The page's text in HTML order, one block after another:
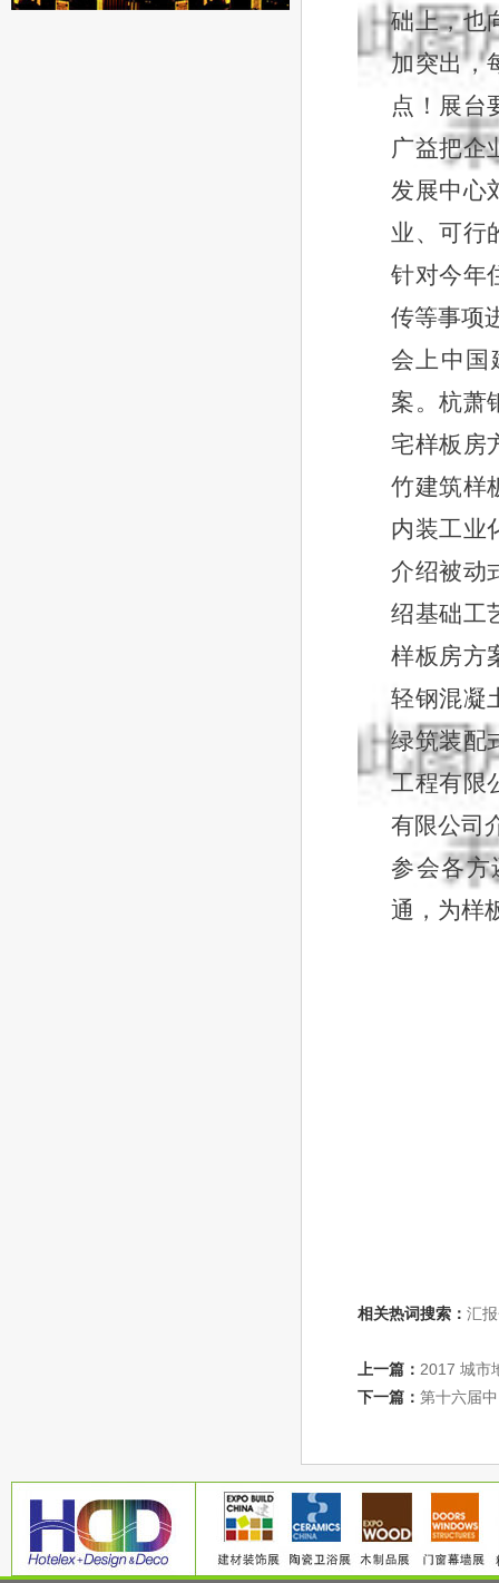
础上，也
加突出，
点！展台
广益把企
发展中心
业、可行
针对今年
传等事项
会上中
案。杭萧
宅样板房
竹建筑样
内装工业
介绍被动
绍基础工
样板房方
轻钢混凝
绿筑装配
工程有限
有限公司
参会各方
通，为样
相关热词搜索： 汇
上一篇： 2017 城市
下一篇： 第十六届